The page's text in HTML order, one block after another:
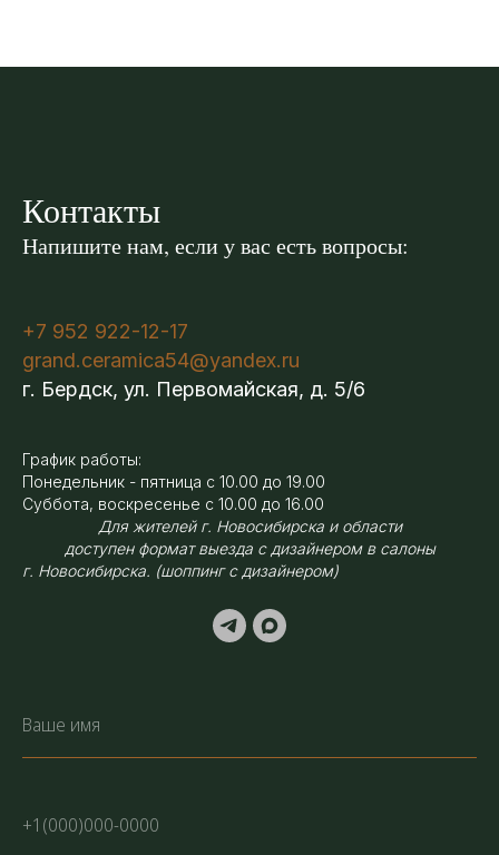
Контакты
Напишите нам, если у вас есть вопросы:
+7 952 922-12-17
grand.ceramica54@yandex.ru
г. Бердск, ул. Первомайская, д. 5/6
График работы:
Понедельник - пятница с 10.00 до 19.00
Суббота, воскресенье с 10.00 до 16.00
Для жителей г. Новосибирска и области
доступен формат выезда с дизайнером в салоны
г. Новосибирска. (шоппинг с дизайнером)